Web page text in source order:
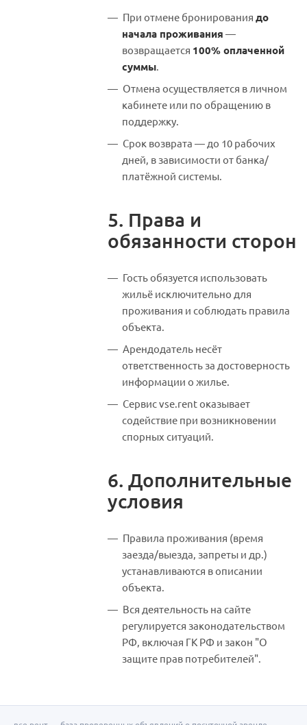
При отмене бронирования до
начала проживания —
возвращается 100% оплаченной
суммы.
Отмена осуществляется в личном
кабинете или по обращению в
поддержку.
Срок возврата — до 10 рабочих
дней, в зависимости от банка/
платёжной системы.
5. Права и
обязанности сторон
Гость обязуется использовать
жильё исключительно для
проживания и соблюдать правила
объекта.
Арендодатель несёт
ответственность за достоверность
информации о жилье.
Сервис vse.rent оказывает
содействие при возникновении
спорных ситуаций.
6. Дополнительные
условия
Правила проживания (время
заезда/выезда, запреты и др.)
устанавливаются в описании
объекта.
Вся деятельность на сайте
регулируется законодательством
РФ, включая ГК РФ и закон "О
защите прав потребителей".